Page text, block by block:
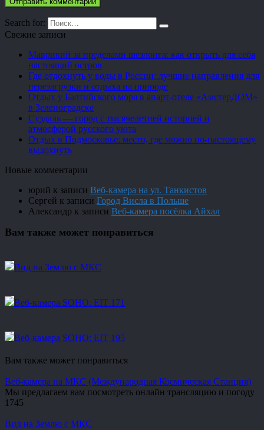
Search for:
Свежие записи
Маврикий за пределами шезлонга: как открыть для себя
настоящий остров
Где отдохнуть у воды в России: лучшие направления для
перезагрузки и отдыха на природе
Отдых у Балтийского моря в апарт-отеле «АмстерДОМ»
в Зеленоградске
Суздаль — город с тысячелетней историей и
атмосферой русского уюта
Отдых в Подмосковье: место, где можно по-настоящему
выдохнуть
Новые комментарии
юрий к записи Веб-камера на ул. Танкистов
Сергей к записи Город Висла в Польше
Александр к записи Веб-камера посёлка Айхал
Вам также может понравиться
Вид на Землю с МКС
Веб-камера SOHO: EIT 171
Веб-камера SOHO: EIT 195
Вам также может понравиться
Веб-камера на МКС (Международная Космическая Станция)
Мы предлагаем вам посмотреть онлайн трансляцию и погоду
1 745
Вид на Землю с МКС